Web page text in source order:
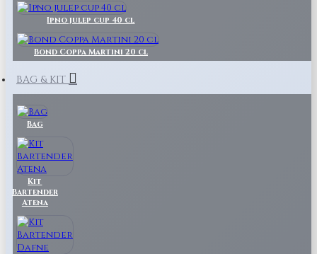
Ipno julep cup 40 cl
Bond Coppa Martini 20 cl
BAG & KIT
Bag
Kit
Bartender
Atena